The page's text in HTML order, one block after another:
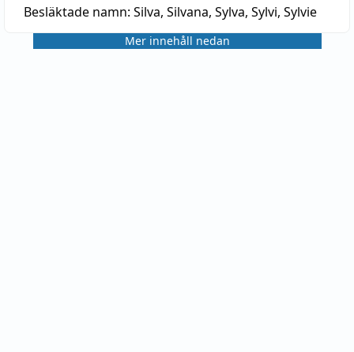
Besläktade namn: Silva, Silvana, Sylva, Sylvi, Sylvie
Mer innehåll nedan